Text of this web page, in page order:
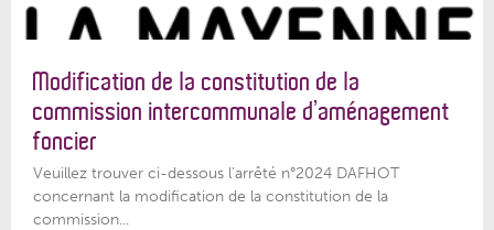
Modification de la constitution de la
commission intercommunale d’aménagement
foncier
Veuillez trouver ci-dessous l'arrêté n°2024 DAFHOT
concernant la modification de la constitution de la
commission...